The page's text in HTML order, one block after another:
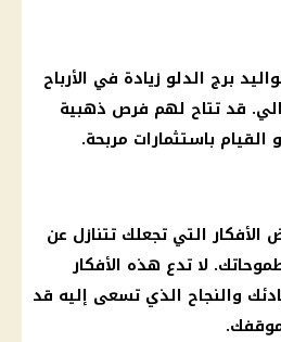
برج الدلو زيادة في الأرباح
قد تتاح لهم فرص ذهبية
القيام باستثمارات مربحة.
التي تجعلك تتنازل عن
لا تدع هذه الأفكار
والنجاح الذي تسعى إليه قد